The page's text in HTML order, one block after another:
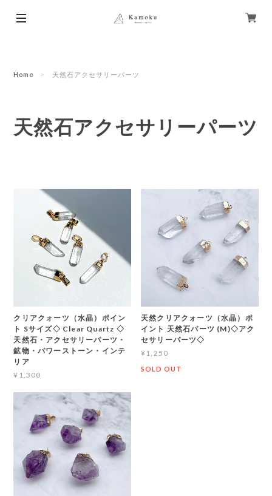
Home 天然石アクセサリーパーツ
天然石アクセサリーパーツ
クリアクォーツ（水晶）ポイン
ト Sサイズ◇ Clear Quartz ◇
天然石・アクセサリーパーツ・
鉱物・パワーストーン・インテ
リア
¥1,300
天然クリアクォーツ（水晶）ポ
イント 天然石パーツ (M)◇アク
セサリーパーツ◇
¥1,250
SOLD OUT